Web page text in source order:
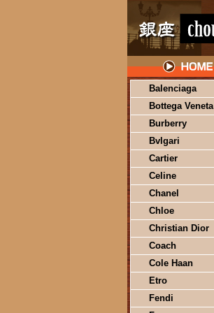
Balenciaga
Bottega Veneta
Burberry
Bvlgari
Cartier
Celine
Chanel
Chloe
Christian Dior
Coach
Cole Haan
Etro
Fendi